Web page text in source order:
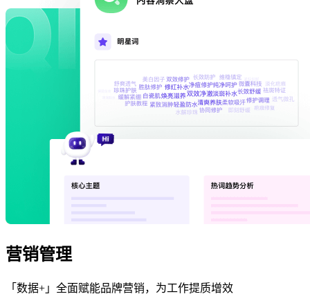
营销管理
「数据+」全面赋能品牌营销，为工作提质增效